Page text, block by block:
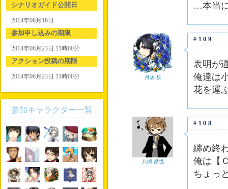
…本当
月居 歩
#109
表明が
俺達は
花を運
八城 昌也
#108
纏め終
俺は【
ちょっ
シナリオガイド公開日
2014年06月16日
参加申し込みの期限
2014年06月23日 11時00分
アクション投稿の期限
2014年06月23日 11時00分
参加キャラクター一覧